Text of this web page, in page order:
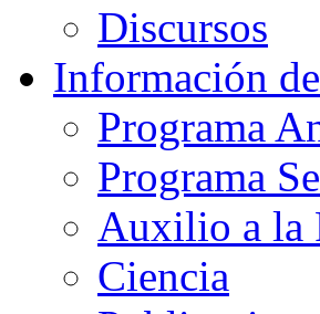
Discursos
Información
Programa
Programa
Auxilio a la
Ciencia